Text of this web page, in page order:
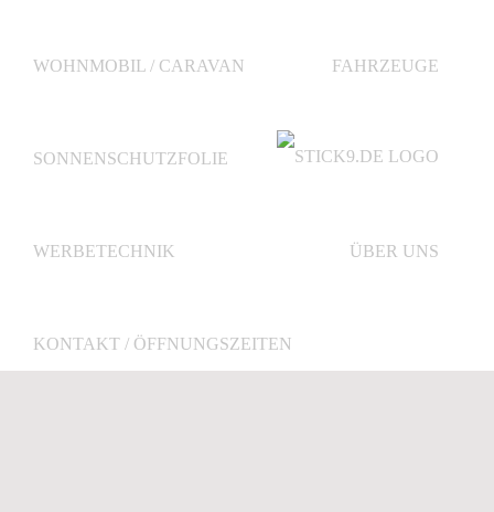
springenWOHNMOBIL / CARAVAN FAHRZEUGE
SONNENSCHUTZFOLIE
WERBETECHNIK ÜBER UNS
KONTAKT / ÖFFNUNGSZEITEN